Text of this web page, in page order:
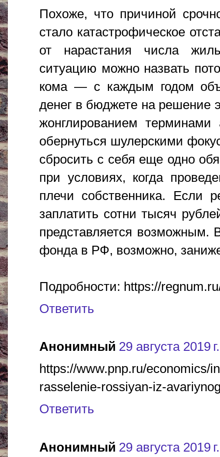
Похоже, что причиной
стало катастрофическое
от нарастания числа
ситуацию можно назвать
кома — с каждым годом
денег в бюджете на решение
жонглированием
обернуться шулерскими
сбросить с себя еще одно
при условиях, когда
плечи собственника. Если
заплатить сотни тысяч
представляется возможным.
фонда в РФ, возможно,
Подробности: https://
Ответить
Анонимный 29 августа 2019
https://www.pnp.ru/economics/
rasselenie-rossiyan-iz-
Ответить
Анонимный 29 августа 2019